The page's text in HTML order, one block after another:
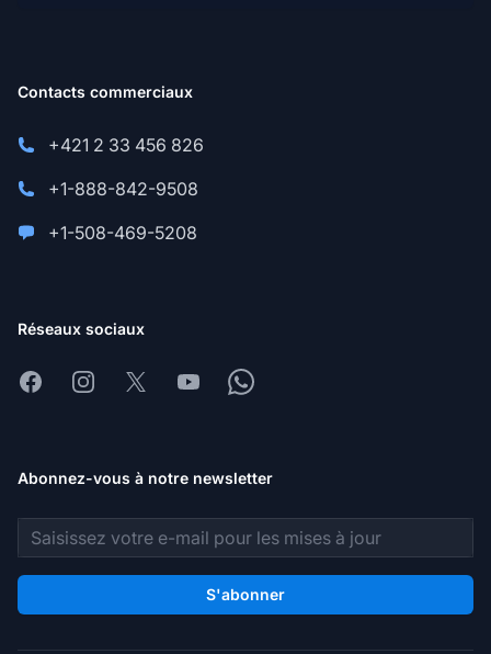
Contacts commerciaux
+421 2 33 456 826
+1-888-842-9508
+1-508-469-5208
Réseaux sociaux
FacebookInstagram
X YoutubeWhatsapp
Abonnez-vous à notre newsletter
Adresse e-mail
S'abonner